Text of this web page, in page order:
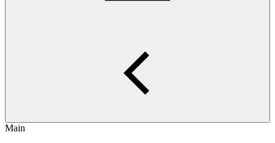
Main